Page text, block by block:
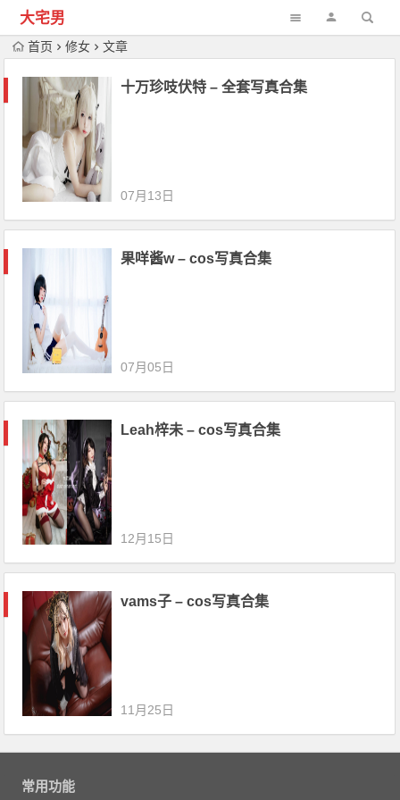
大宅男
首页 修女 文章
十万珍吱伏特 – 全套写真合集
07月13日
果咩酱w – cos写真合集
07月05日
Leah梓未 – cos写真合集
12月15日
vams子 – cos写真合集
11月25日
常用功能